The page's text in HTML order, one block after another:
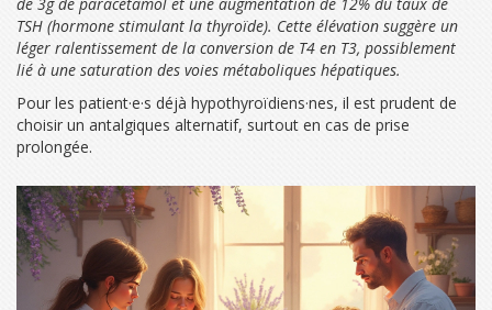
de 3g de paracétamol et une augmentation de 12% du taux de
TSH (hormone stimulant la thyroïde). Cette élévation suggère un
léger ralentissement de la conversion de T4 en T3, possiblement
lié à une saturation des voies métaboliques hépatiques.
Pour les patient·e·s déjà hypothyroïdiens·nes, il est prudent de
choisir un antalgiques alternatif, surtout en cas de prise
prolongée.